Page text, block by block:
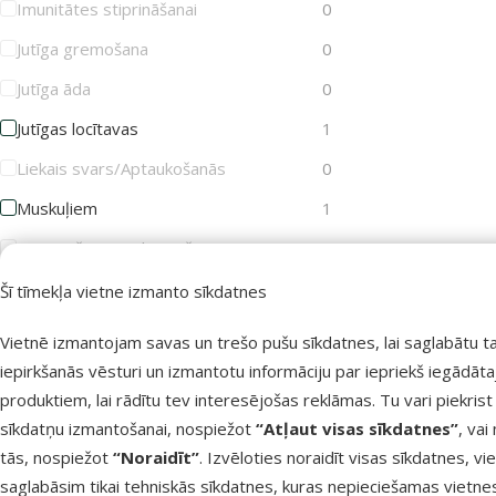
Šī tīmekļa vietne izmanto sīkdatnes
Vietnē izmantojam savas un trešo pušu sīkdatnes, lai saglabātu
iepirkšanās vēsturi un izmantotu informāciju par iepriekš
produktiem, lai rādītu tev interesējošas reklāmas. Tu vari piekrist
sīkdatņu izmantošanai, nospiežot “Atļaut visas sīkdatnes”, vai
tās, nospiežot “Noraidīt”. Izvēloties noraidīt visas sīkdatnes,
saglabāsim tikai tehniskās sīkdatnes, kuras nepieciešamas
Imunitātes stiprināšanai
0
Jutīga gremošana
0
Jutīga āda
0
Jutīgas locītavas
1
Liekais svars/Aptaukošanās
0
Muskuļiem
1
Novecošanas palēnināšana
0
Sauss un trausls apmatojums
Svara kontrolei
0
Zobakmens profilaksei
0
Zobiem un kauliem
1
Rādīt vairāk